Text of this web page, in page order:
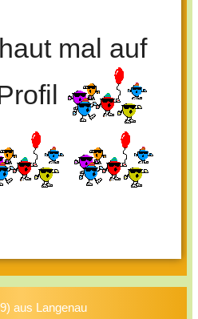
mal auf
aus Langenau